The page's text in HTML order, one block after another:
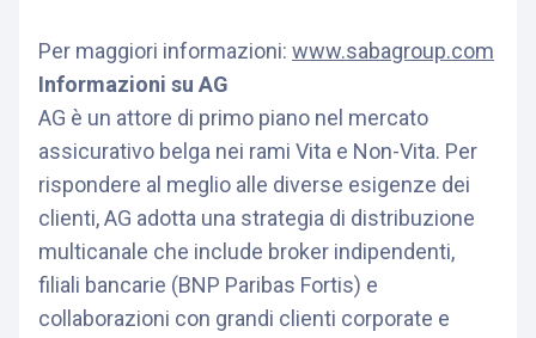
Per maggiori informazioni: www.sabagroup.com
Informazioni su AG
AG è un attore di primo piano nel mercato
assicurativo belga nei rami Vita e Non-Vita. Per
rispondere al meglio alle diverse esigenze dei
clienti, AG adotta una strategia di distribuzione
multicanale che include broker indipendenti,
filiali bancarie (BNP Paribas Fortis) e
collaborazioni con grandi clienti corporate e